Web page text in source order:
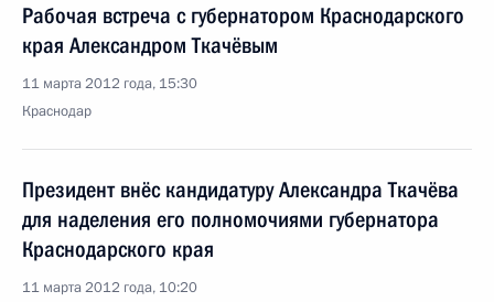
Рабочая встреча с губернатором Краснодарского
края Александром Ткачёвым
11 марта 2012 года, 15:30
Краснодар
Президент внёс кандидатуру Александра Ткачёва
для наделения его полномочиями губернатора
Краснодарского края
11 марта 2012 года, 10:20